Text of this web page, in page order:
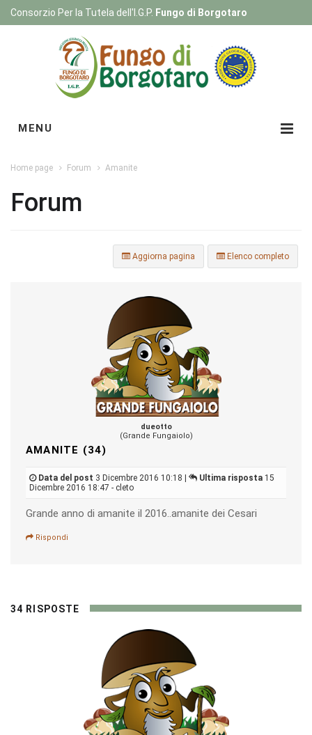
Consorzio Per la Tutela dell'I.G.P. Fungo di Borgotaro
MENU
Home page Forum Amanite
Forum
Elenco completo
Aggiorna pagina
dueotto
(Grande Fungaiolo)
AMANITE (34)
Data del post 3 Dicembre 2016 10:18 | Ultima risposta 15
Dicembre 2016 18:47 - cleto
Grande anno di amanite il 2016..amanite dei Cesari
Rispondi
34 RISPOSTE